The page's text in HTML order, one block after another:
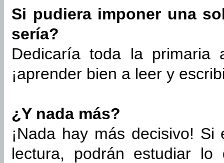
Si pudiera imponer una
sería?
Dedicaría toda la
¡aprender bien a leer y
¿Y nada más?
¡Nada hay más decisivo!
lectura, podrán estudiar